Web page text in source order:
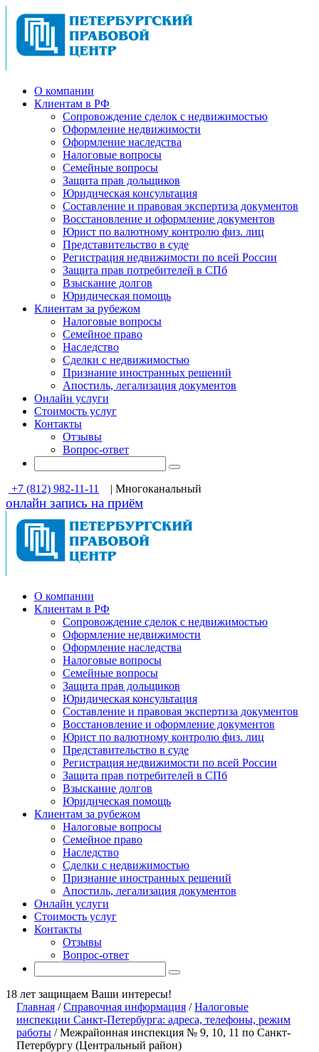
О компании
Клиентам в РФ
Cопровождение сделок с недвижимостью
Оформление недвижимости
Оформление наследства
Налоговые вопросы
Семейные вопросы
Защита прав дольщиков
Юридическая консультация
Составление и правовая экспертиза документов
Восстановление и оформление документов
Юрист по валютному контролю физ. лиц
Представительство в суде
Регистрация недвижимости по всей России
Защита прав потребителей в СПб
Взыскание долгов
Юридическая помощь
Клиентам за рубежом
Налоговые вопросы
Семейное право
Наследство
Сделки с недвижимостью
Признание иностранных решений
Апостиль, легализация документов
Онлайн услуги
Стоимость услуг
Контакты
Отзывы
Вопрос-ответ
+7 (812) 982-11-11 | Многоканальный
онлайн запись на приём
О компании
Клиентам в РФ
Cопровождение сделок с недвижимостью
Оформление недвижимости
Оформление наследства
Налоговые вопросы
Семейные вопросы
Защита прав дольщиков
Юридическая консультация
Составление и правовая экспертиза документов
Восстановление и оформление документов
Юрист по валютному контролю физ. лиц
Представительство в суде
Регистрация недвижимости по всей России
Защита прав потребителей в СПб
Взыскание долгов
Юридическая помощь
Клиентам за рубежом
Налоговые вопросы
Семейное право
Наследство
Сделки с недвижимостью
Признание иностранных решений
Апостиль, легализация документов
Онлайн услуги
Стоимость услуг
Контакты
Отзывы
Вопрос-ответ
18 лет защищаем Ваши интересы!
Главная /Справочная информация /Налоговые
инспекции Санкт-Петербурга: адреса, телефоны, режим
работы /Межрайонная инспекция № 9, 10, 11 по Санкт-
Петербургу (Центральный район)